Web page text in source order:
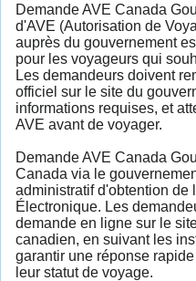
Demande AVE Canada
d'AVE (Autorisation de
auprès du gouvernement
pour les voyageurs qui
Les demandeurs doivent
officiel sur le site du
informations requises, et
AVE avant de voyager.
Demande AVE Canada
Canada via le
administratif d'obtention de
Électronique. Les
demande en ligne sur le
canadien, en suivant les
garantir une réponse
leur statut de voyage.